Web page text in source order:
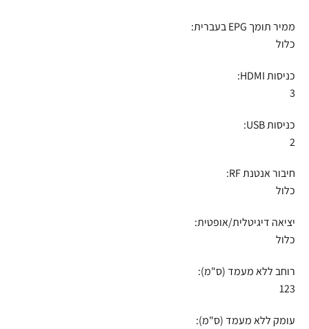
ממיר תומך EPG בעברית:
כלול
כניסות HDMI:
3
כניסות USB:
2
חיבור אנטנת RF:
כלול
יציאה דיגיטלית/אופטית:
כלול
רוחב ללא מעמד (ס"מ):
123
עומק ללא מעמד (ס"מ):